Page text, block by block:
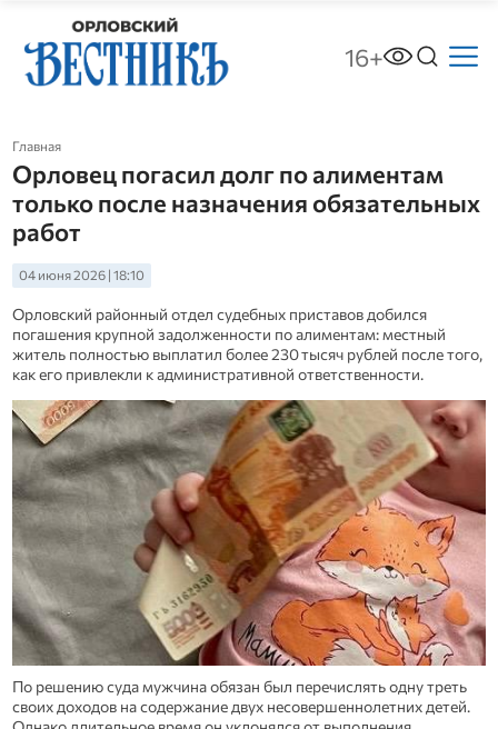
16+
Главная
Орловец погасил долг по алиментам
только после назначения обязательных
работ
04 июня 2026 | 18:10
Орловский районный отдел судебных приставов добился
погашения крупной задолженности по алиментам: местный
житель полностью выплатил более 230 тысяч рублей после того,
как его привлекли к административной ответственности.
По решению суда мужчина обязан был перечислять одну треть
своих доходов на содержание двух несовершеннолетних детей.